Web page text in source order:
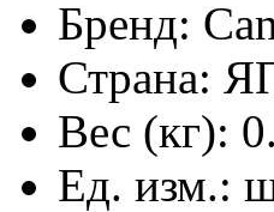
Бренд:
Страна:
Вес (кг):
Ед. изм.: